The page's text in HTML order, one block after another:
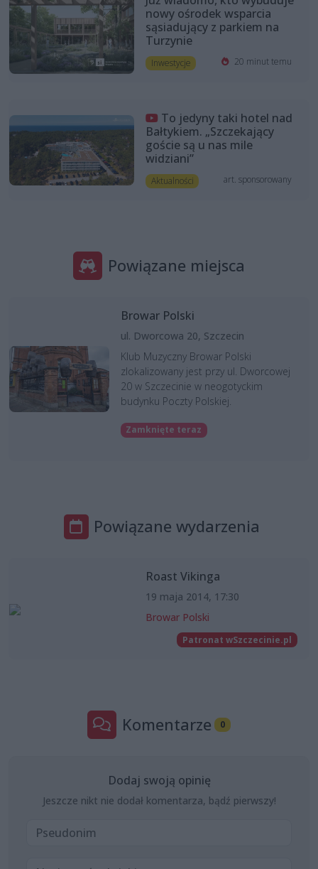
nowy ośrodek wsparcia
sąsiadujący z parkiem na
Turzynie
Inwestycje 20 minut temu
To jedyny taki hotel nad
Bałtykiem. „Szczekający
goście są u nas mile
widziani”
Aktualności art. sponsorowany
Powiązane miejsca
Browar Polski
ul. Dworcowa 20, Szczecin
Klub Muzyczny Browar Polski
zlokalizowany jest przy ul. Dworcowej
20 w Szczecinie w neogotyckim
budynku Poczty Polskiej.
Zamknięte teraz
Powiązane wydarzenia
Roast Vikinga
19 maja 2014, 17:30
Browar Polski
Patronat wSzczecinie.pl
Komentarze 0
Dodaj swoją opinię
Jeszcze nikt nie dodał komentarza, bądź pierwszy!